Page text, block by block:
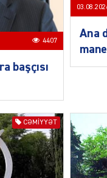
DÜNYA
4407
başçısı
Ana
CƏMIYYƏT